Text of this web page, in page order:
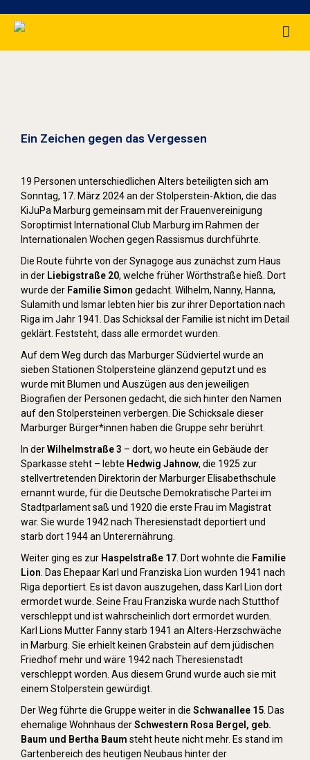
Ein Zeichen gegen das Vergessen
19 Personen unterschiedlichen Alters beteiligten sich am
Sonntag, 17. März 2024 an der Stolperstein-Aktion, die das
KiJuPa Marburg gemeinsam mit der Frauenvereinigung
Soroptimist International Club Marburg im Rahmen der
Internationalen Wochen gegen Rassismus durchführte.
Die Route führte von der Synagoge aus zunächst zum Haus
in der Liebigstraße 20, welche früher Wörthstraße hieß. Dort
wurde der Familie Simon gedacht. Wilhelm, Nanny, Hanna,
Sulamith und Ismar lebten hier bis zur ihrer Deportation nach
Riga im Jahr 1941. Das Schicksal der Familie ist nicht im Detail
geklärt. Feststeht, dass alle ermordet wurden.
Auf dem Weg durch das Marburger Südviertel wurde an
sieben Stationen Stolpersteine glänzend geputzt und es
wurde mit Blumen und Auszügen aus den jeweiligen
Biografien der Personen gedacht, die sich hinter den Namen
auf den Stolpersteinen verbergen. Die Schicksale dieser
Marburger Bürger*innen haben die Gruppe sehr berührt.
In derWilhelmstraße 3 – dort, wo heute ein Gebäude der
Sparkasse steht – lebte Hedwig Jahnow, die 1925 zur
stellvertretenden Direktorin der Marburger Elisabethschule
ernannt wurde, für die Deutsche Demokratische Partei im
Stadtparlament saß und 1920 die erste Frau im Magistrat
war. Sie wurde 1942 nach Theresienstadt deportiert und
starb dort 1944 an Unterernährung.
Weiter ging es zur Haspelstraße 17 . Dort wohnte die Familie
Lion . Das Ehepaar Karl und Franziska Lion wurden 1941 nach
Riga deportiert. Es ist davon auszugehen, dass Karl Lion dort
ermordet wurde. Seine Frau Franziska wurde nach Stutthof
verschleppt und ist wahrscheinlich dort ermordet wurden.
Karl Lions Mutter Fanny starb 1941 an Alters-Herzschwäche
in Marburg. Sie erhielt keinen Grabstein auf dem jüdischen
Friedhof mehr und wäre 1942 nach Theresienstadt
verschleppt worden. Aus diesem Grund wurde auch sie mit
einem Stolperstein gewürdigt.
Der Weg führte die Gruppe weiter in die Schwanallee 15 . Das
ehemalige Wohnhaus derSchwestern Rosa Bergel, geb.
Baum und Bertha Baum steht heute nicht mehr. Es stand im
Gartenbereich des heutigen Neubaus hinter der